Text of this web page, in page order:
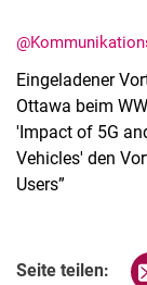
Termine
Eingeladener
Ottawa beim
'Impact of 5G
Vehicles' den
Users”
Seite teilen: